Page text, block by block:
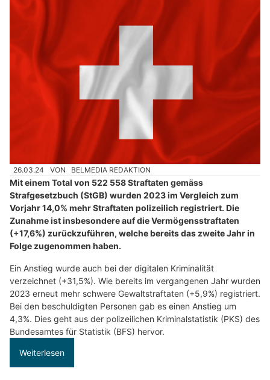
26.03.24 VON BELMEDIA REDAKTION
Mit einem Total von 522 558 Straftaten gemäss
Strafgesetzbuch (StGB) wurden 2023 im Vergleich zum
Vorjahr 14,0% mehr Straftaten polizeilich registriert. Die
Zunahme ist insbesondere auf die Vermögensstraftaten
(+17,6%) zurückzuführen, welche bereits das zweite Jahr in
Folge zugenommen haben.
Ein Anstieg wurde auch bei der digitalen Kriminalität
verzeichnet (+31,5%). Wie bereits im vergangenen Jahr wurden
2023 erneut mehr schwere Gewaltstraftaten (+5,9%) registriert.
Bei den beschuldigten Personen gab es einen Anstieg um
4,3%. Dies geht aus der polizeilichen Kriminalstatistik (PKS) des
Bundesamtes für Statistik (BFS) hervor.
Weiterlesen